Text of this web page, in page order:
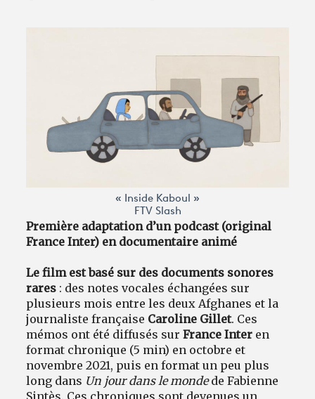
« Inside Kaboul »
FTV Slash
Première adaptation d’un podcast (original
France Inter) en documentaire animé
Le film est basé sur des documents sonores
rares : des notes vocales échangées sur
plusieurs mois entre les deux Afghanes et la
journaliste française Caroline Gillet. Ces
mémos ont été diffusés surFrance Inter en
format chronique (5 min) en octobre et
novembre 2021, puis en format un peu plus
long dans Un jour dans le mondede Fabienne